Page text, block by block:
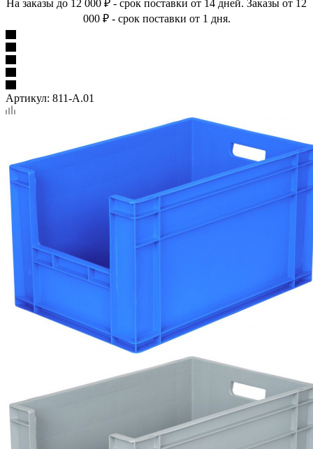
На заказы до 12 000 ₽ - срок поставки от 14 дней. Заказы от 12
000 ₽ - срок поставки от 1 дня.
Артикул: 811-А.01